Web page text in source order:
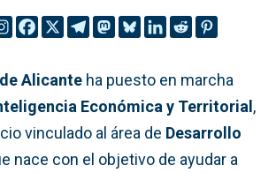
Alicante ha puesto en marcha
Económica y Territorial,
vinculado al área de Desarrollo
nace con el objetivo de ayudar a